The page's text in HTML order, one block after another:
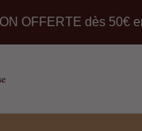
OFFERTE dès 50€